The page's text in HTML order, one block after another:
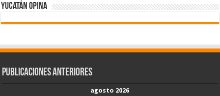
Yucatán Opina
Publicaciones Anteriores
agosto 2026